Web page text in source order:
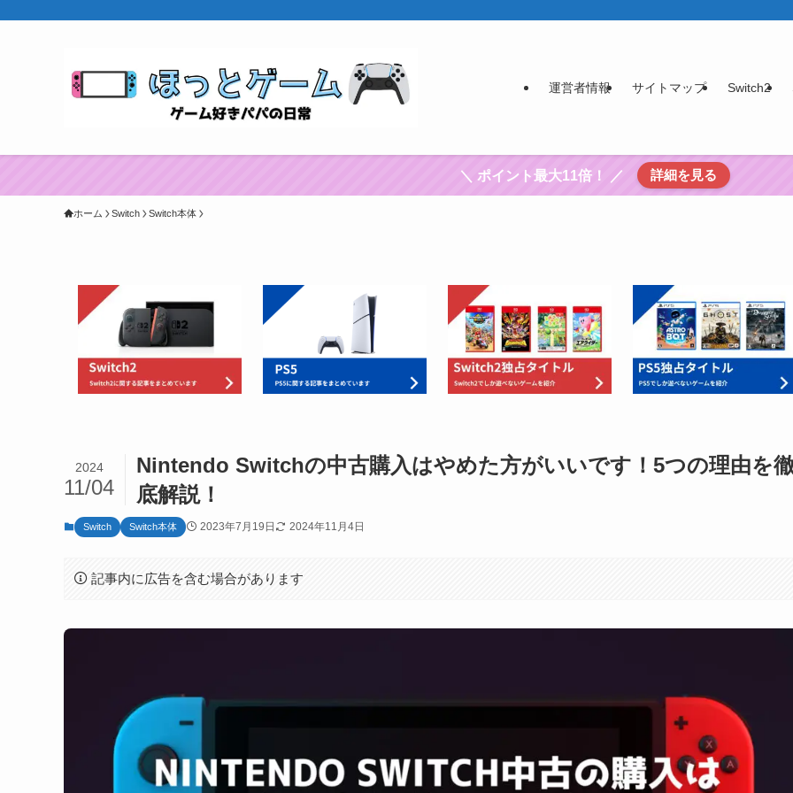
運営者情報 サイトマップ Switch2
＼ ポイント最大11倍！ ／ 詳細を見る
ホーム Switch Switch本体
Nintendo Switchの中古購入はやめた方がいいです！5つの理由を
底解説！
2024
11/04
Switch Switch本体 2023年7月19日 2024年11月4日
記事内に広告を含む場合があります